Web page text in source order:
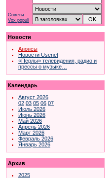
Советы
Vox populi
Новости
Анонсы
Новости Usenet
«Перлы» телевидения, радио и
прессы о музыке…
Календарь
Август 2026
02 03 05 06 07
Июль 2026
Июнь 2026
Май 2026
Апрель 2026
Март 2026
Февраль 2026
Январь 2026
Архив
2025